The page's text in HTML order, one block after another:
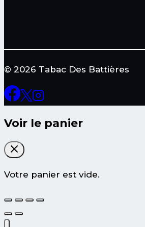
© 2026 Tabac Des Battières
Voir le panier
Votre panier est vide.